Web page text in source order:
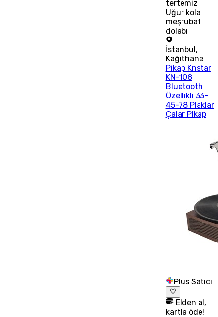
tertemiz
Uğur kola
meşrubat
dolabı
İstanbul ,
Kağıthane
Pikap Knstar
KN-108
Bluetooth
Özellikli 33-
45-78 Plaklar
Çalar Pikap
Plus Satıcı
Elden al,
kartla öde!